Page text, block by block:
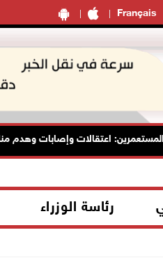
Français
اعتقالات وإصابات وهدم
رئاسة الوزراء